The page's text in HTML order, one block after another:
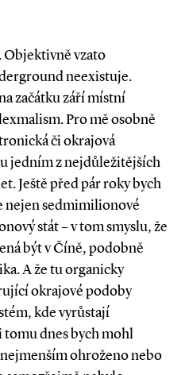
Objektivně vzato
ne­­­existuje.
za­čátku září místní
Pro mě osobně
či okrajová
jedním z nejdůležitějších
Ještě před pár roky bych
nejen sedmimilionové
stát – v tom smyslu, že
být v Číně, podobně
A že tu organicky
okrajové podoby
kde vyrůstají
dnes bych mohl
ohroženo nebo